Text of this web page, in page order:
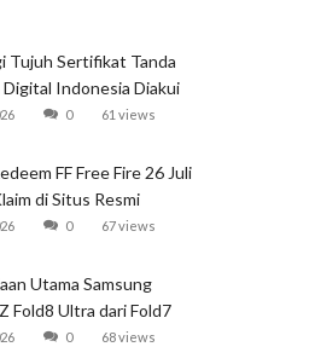
Tujuh Sertifikat Tanda
Digital Indonesia Diakui
0 61 views
FF Free Fire 26 Juli
di Situs Resmi
0 67 views
Utama Samsung
Fold8 Ultra dari Fold7
0 68 views